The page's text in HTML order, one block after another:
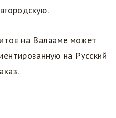
на Валааме может
на Русский